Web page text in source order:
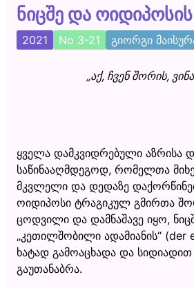
ნიცშე და
2021 No 3-21 გიორგი
„აქ, ჩვენ შორის, ვინაა
ყველა დამკვიდრებული აზრისა
საწინააღმდეგოდ, რომელთა
მკვლელი და დედაზე
ოიდიპოსი ტრაგიკულ გმირთა
ცოდვილი და დამნაშავე იყო,
„კეთილშობილი ადამიანის“ (der
ხატად გამოაცხადა და
გაუთანაბრა.